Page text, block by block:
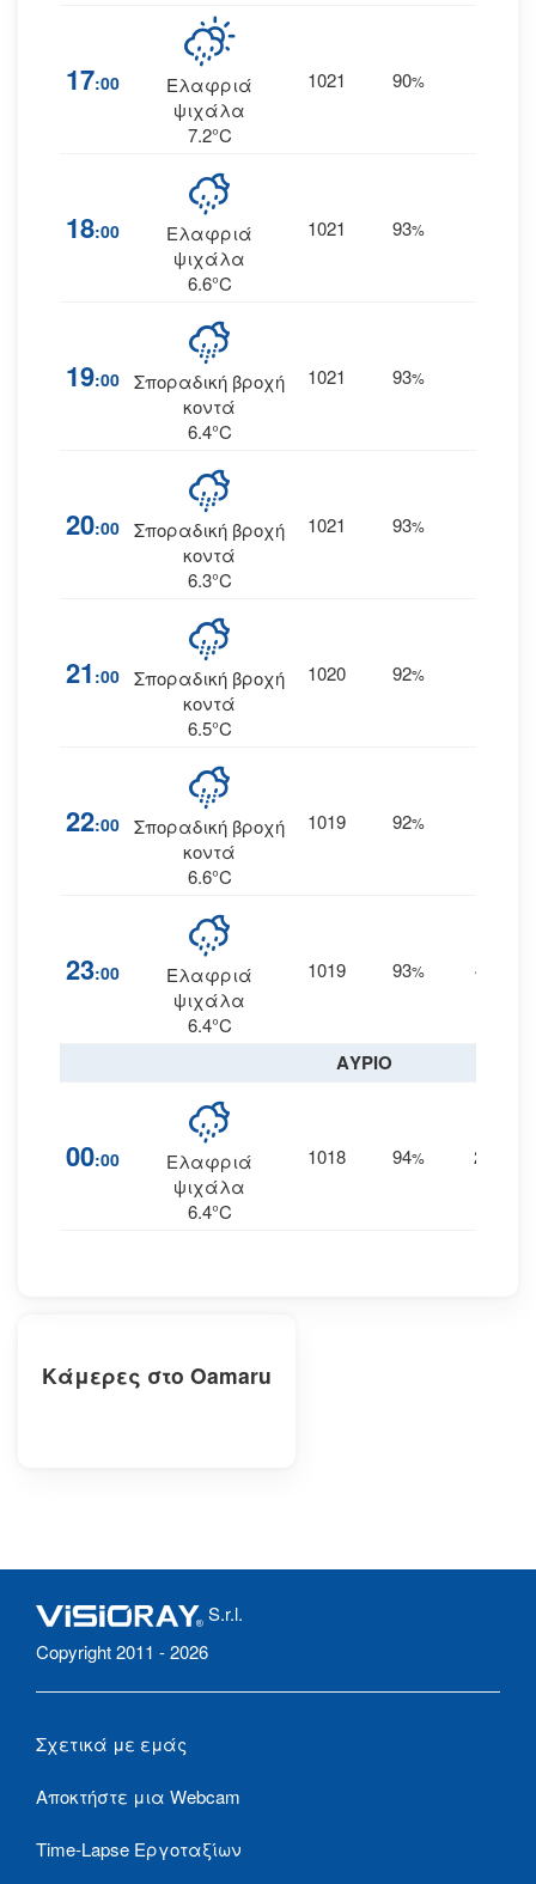
17:00
Ελαφριά
ψιχάλα
7.2°C
1021 90%
18:00
Ελαφριά
ψιχάλα
6.6°C
1021 93%
19:00 Σποραδική βροχή
κοντά
6.4°C
1021 93%
20:00 Σποραδική βροχή
κοντά
6.3°C
1021 93%
21 :00 Σποραδική βροχή
κοντά
6.5°C
1020 92%
22:00 Σποραδική βροχή
κοντά
6.6°C
1019 92%
23:00
Ελαφριά
ψιχάλα
6.4°C
1019 93% 4
ΑΥΡΙΟ
00:00
Ελαφριά
ψιχάλα
6.4°C
1018 94% 2
Κάμερες στο Oamaru
S.r.l.
Copyright 2011 - 2026
Σχετικά με εμάς
Αποκτήστε μια Webcam
Time-Lapse Εργοταξίων